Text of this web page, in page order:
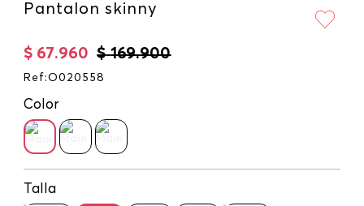
Pantalon skinny
$ 169.900
$ 67.960
Ref :O020558
Color
Talla